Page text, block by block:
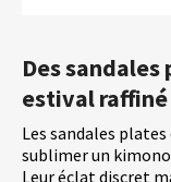
Des
estival raffiné
Les sandales
sublimer un
Leur éclat discret